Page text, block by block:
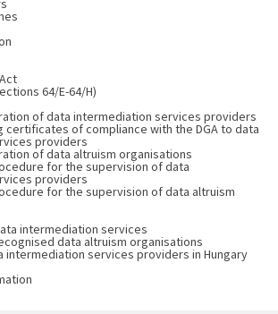
64/E-64/H)
of data intermediation services providers
certificates of compliance with the DGA to data
providers
of data altruism organisations
for the supervision of data
providers
for the supervision of data altruism
intermediation services
data altruism organisations
intermediation services providers in Hungary